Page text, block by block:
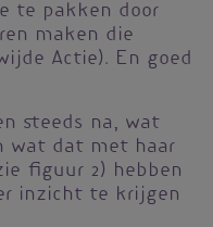
te pakken door
maken die
Actie). En goed
steeds na, wat
wat dat met haar
figuur 2) hebben
inzicht te krijgen